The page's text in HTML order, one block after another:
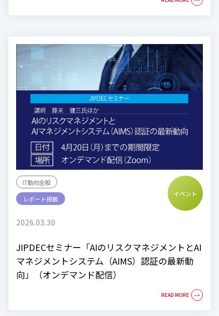
IT動向全般
レポート掲載
イベント
2026.03.30
JIPDECセミナー「AIのリスクマネジメントとAI
マネジメントシステム（AIMS）認証の最新動
向」（オンデマンド配信）